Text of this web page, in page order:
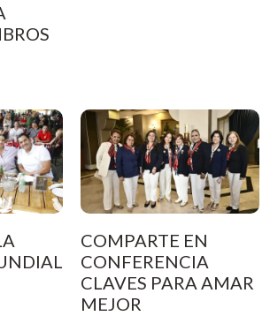
COMPARTE EN
CONFERENCIA
CLAVES PARA AMAR
MEJOR